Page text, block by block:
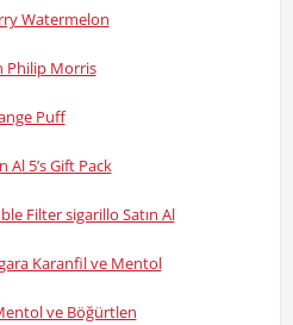
Watermelon
Philip Morris
Puff
Al 5’s Gift Pack
Filter sigarillo Satın Al
Karanfil ve Mentol
ve Böğürtlen